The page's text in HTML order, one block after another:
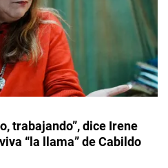
trabajando”, dice Irene
“la llama” de Cabildo